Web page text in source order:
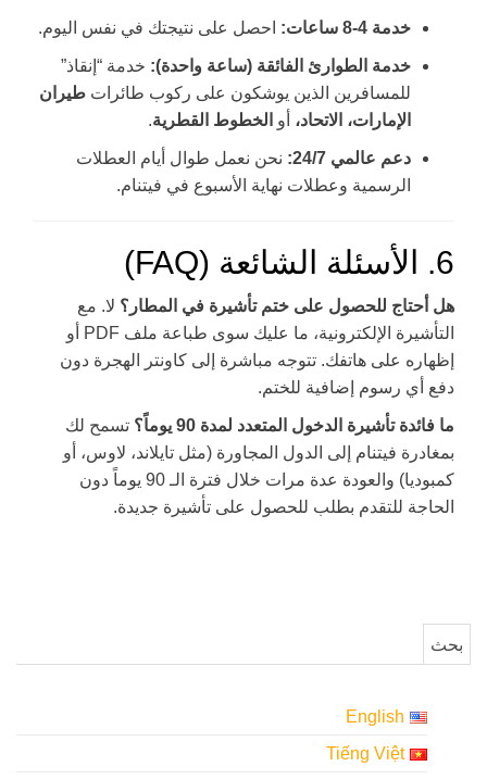
خدمة 4-8 ساعات: احصل على نتيجتك في نفس اليوم.
خدمة الطوارئ الفائقة (ساعة واحدة): خدمة “إنقاذ”
للمسافرين الذين يوشكون على ركوب طائرات طيران
الإمارات، الاتحاد، أو الخطوط القطرية.
دعم عالمي 24/7:
نحن نعمل طوال أيام العطلات
الرسمية وعطلات نهاية الأسبوع في فيتنام.
6. الأسئلة الشائعة (FAQ)
هل أحتاج للحصول على ختم تأشيرة في المطار؟ لا. مع
التأشيرة الإلكترونية، ما عليك سوى طباعة ملف PDF أو
إظهاره على هاتفك. تتوجه مباشرة إلى كاونتر الهجرة دون
دفع أي رسوم إضافية للختم.
ما فائدة تأشيرة الدخول المتعدد لمدة 90 يوماً؟
تسمح لك
بمغادرة فيتنام إلى الدول المجاورة (مثل تايلاند، لاوس، أو
كمبوديا) والعودة عدة مرات خلال فترة الـ 90 يوماً دون
الحاجة للتقدم بطلب للحصول على تأشيرة جديدة.
English
Tiếng Việt